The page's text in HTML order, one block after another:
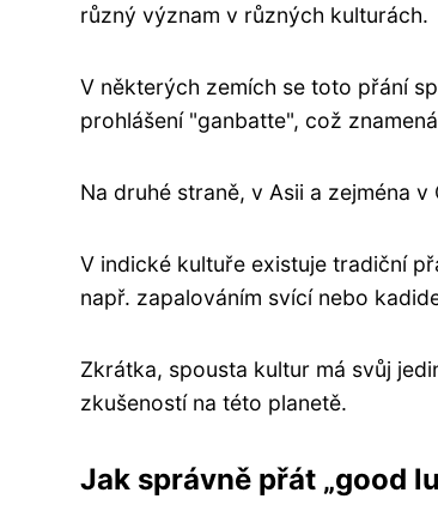
různý význam v různých kulturách.
V některých zemích se toto přání
prohlášení "ganbatte", což
Na druhé straně, v Asii a zejména
V indické kultuře existuje tradiční
např. zapalováním svící nebo
Zkrátka, spousta kultur má svůj
zkušeností na této planetě.
Jak správně přát „good